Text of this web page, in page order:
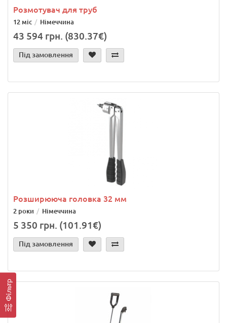
Фільтр
Розмотувач для труб
12 міс Німеччина
43 594 грн. (830.37€)
Під замовлення
Розширююча головка 32 мм
2 роки Німеччина
5 350 грн. (101.91€)
Під замовлення